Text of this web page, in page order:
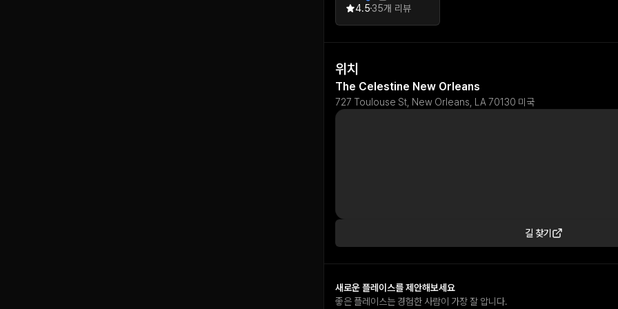
4.535개 리뷰
위치
The Celestine New Orleans
727 Toulouse St, New Orleans, LA 70130 미국
길 찾기
새로운 플레이스를 제안해보세요
좋은 플레이스는 경험한 사람이 가장 잘 압니다.